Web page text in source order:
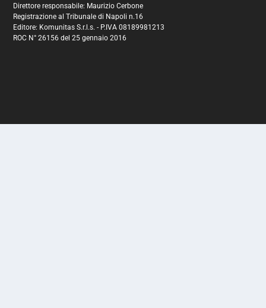
Direttore responsabile: Maurizio Cerbone
Registrazione al Tribunale di Napoli n.16
Editore: Komunitas S.r.l.s. - P.IVA 08189981213
ROC N° 26156 del 25 gennaio 2016